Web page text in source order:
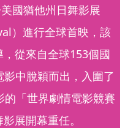
國猶他州日舞影展
）進行全球首映，該
從來自全球153個國
中脫穎而出，入圍了
「世界劇情電影競賽
展開幕重任。